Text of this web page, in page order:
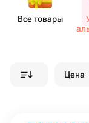
Все товары
Цена